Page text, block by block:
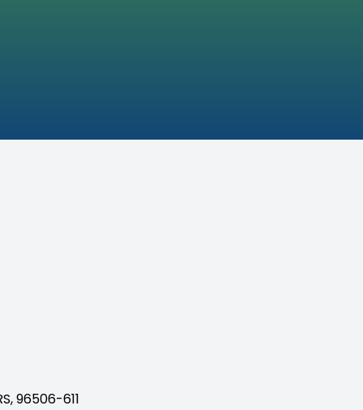
96506-611